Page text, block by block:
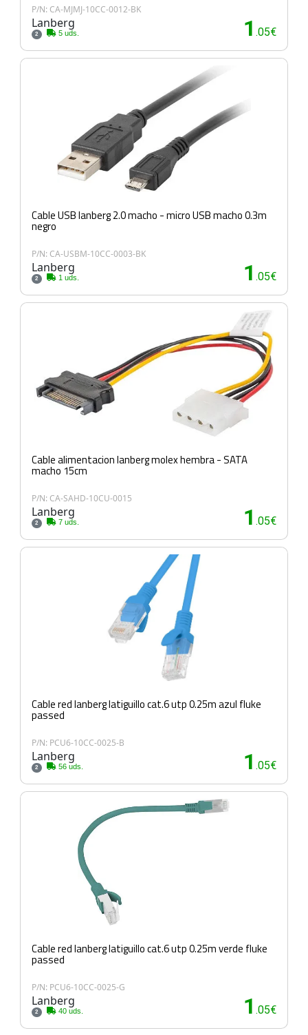
P/N: CA-MJMJ-10CC-0012-BK
Lanberg
2 5 uds. 1 .05€
Cable USB lanberg 2.0 macho - micro USB macho 0.3m
negro
P/N: CA-USBM-10CC-0003-BK
Lanberg
2 1 uds. 1 .05€
Cable alimentacion lanberg molex hembra - SATA
macho 15cm
P/N: CA-SAHD-10CU-0015
Lanberg
2 7 uds. 1 .05€
Cable red lanberg latiguillo cat.6 utp 0.25m azul fluke
passed
P/N: PCU6-10CC-0025-B
Lanberg
2 56 uds. 1 .05€
Cable red lanberg latiguillo cat.6 utp 0.25m verde fluke
passed
P/N: PCU6-10CC-0025-G
Lanberg
2 40 uds. 1 .05€